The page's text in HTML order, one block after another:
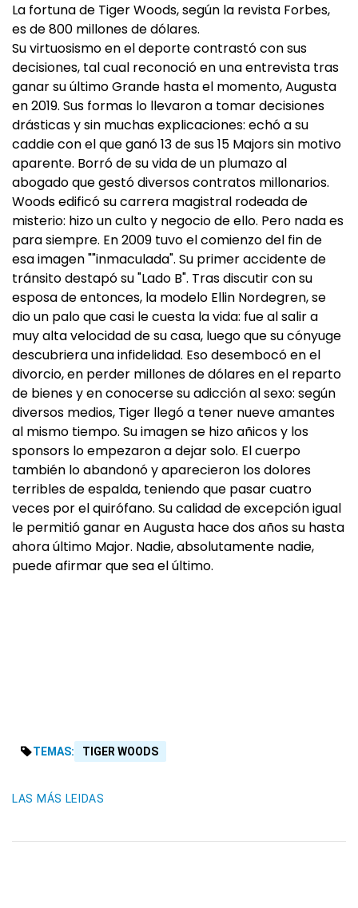
La fortuna de Tiger Woods, según la revista Forbes,
es de 800 millones de dólares.
Su virtuosismo en el deporte contrastó con sus
decisiones, tal cual reconoció en una entrevista tras
ganar su último Grande hasta el momento, Augusta
en 2019. Sus formas lo llevaron a tomar decisiones
drásticas y sin muchas explicaciones: echó a su
caddie con el que ganó 13 de sus 15 Majors sin motivo
aparente. Borró de su vida de un plumazo al
abogado que gestó diversos contratos millonarios.
Woods edificó su carrera magistral rodeada de
misterio: hizo un culto y negocio de ello. Pero nada es
para siempre. En 2009 tuvo el comienzo del fin de
esa imagen ""inmaculada". Su primer accidente de
tránsito destapó su "Lado B". Tras discutir con su
esposa de entonces, la modelo Ellin Nordegren, se
dio un palo que casi le cuesta la vida: fue al salir a
muy alta velocidad de su casa, luego que su cónyuge
descubriera una infidelidad. Eso desembocó en el
divorcio, en perder millones de dólares en el reparto
de bienes y en conocerse su adicción al sexo: según
diversos medios, Tiger llegó a tener nueve amantes
al mismo tiempo. Su imagen se hizo añicos y los
sponsors lo empezaron a dejar solo. El cuerpo
también lo abandonó y aparecieron los dolores
terribles de espalda, teniendo que pasar cuatro
veces por el quirófano. Su calidad de excepción igual
le permitió ganar en Augusta hace dos años su hasta
ahora último Major. Nadie, absolutamente nadie,
puede afirmar que sea el último.
TEMAS: TIGER WOODS
LAS MÁS LEIDAS